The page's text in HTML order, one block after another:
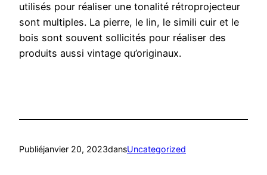
utilisés pour réaliser une tonalité rétroprojecteur
sont multiples. La pierre, le lin, le simili cuir et le
bois sont souvent sollicités pour réaliser des
produits aussi vintage qu’originaux.
Publiéjanvier 20, 2023dansUncategorized